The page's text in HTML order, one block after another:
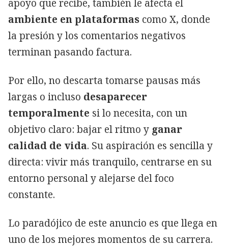
apoyo que recibe, también le afecta el
ambiente en plataformas como X, donde
la presión y los comentarios negativos
terminan pasando factura.
Por ello, no descarta tomarse pausas más
largas o incluso desaparecer
temporalmente si lo necesita, con un
objetivo claro: bajar el ritmo y ganar
calidad de vida. Su aspiración es sencilla y
directa: vivir más tranquilo, centrarse en su
entorno personal y alejarse del foco
constante.
Lo paradójico de este anuncio es que llega en
uno de los mejores momentos de su carrera.